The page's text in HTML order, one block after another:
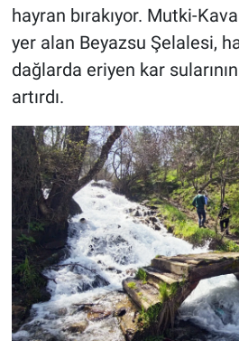
hayran bırakıyor. Mutki-
yer alan Beyazsu Şelalesi,
dağlarda eriyen kar
artırdı.